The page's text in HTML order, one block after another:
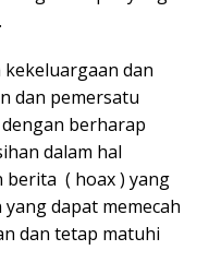
dan
dan pemersatu
berharap
dalam hal
berita ( hoax ) yang
dapat memecah
dan tetap matuhi